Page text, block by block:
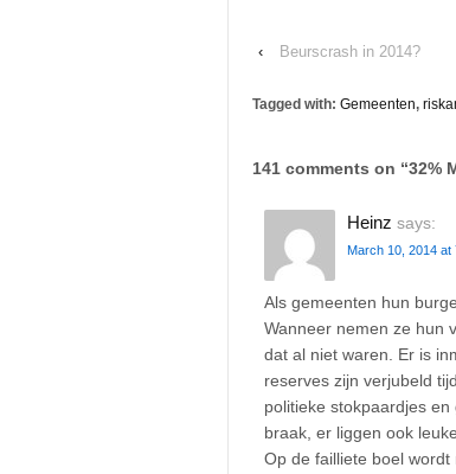
‹ Beurscrash in 2014?
Tagged with: Gemeenten,
141 comments on “32%
Heinz says:
March 10, 2014 at
Als gemeenten hun
Wanneer nemen ze hun
dat al niet waren. Er is
reserves zijn verjubeld
politieke stokpaardjes
braak, er liggen ook
Op de failliete boel